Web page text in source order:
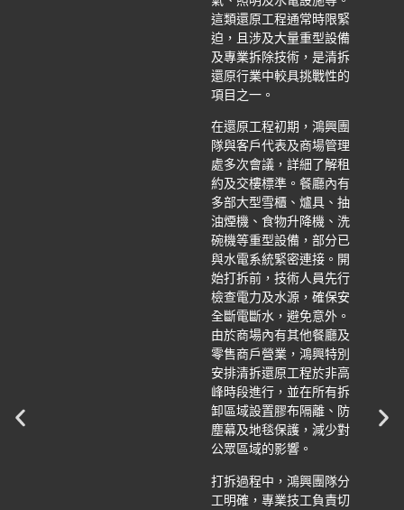
這類還原工程通常時限緊
迫，且涉及大量重型設備
及專業拆除技術，是清拆
還原行業中較具挑戰性的
項目之一。
在還原工程初期，鴻興團
隊與客戶代表及商場管理
處多次會議，詳細了解租
約及交樓標準。餐廳內有
多部大型雪櫃、爐具、抽
油煙機、食物升降機、洗
碗機等重型設備，部分已
與水電系統緊密連接。開
始打拆前，技術人員先行
檢查電力及水源，確保安
全斷電斷水，避免意外。
由於商場內有其他餐廳及
零售商戶營業，鴻興特別
安排清拆還原工程於非高
峰時段進行，並在所有拆
卸區域設置膠布隔離、防
塵幕及地毯保護，減少對
公眾區域的影響。
打拆過程中，鴻興團隊分
工明確，專業技工負責切